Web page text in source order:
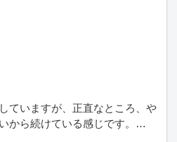
ていますが、正直なところ、や
から続けている感じです。…